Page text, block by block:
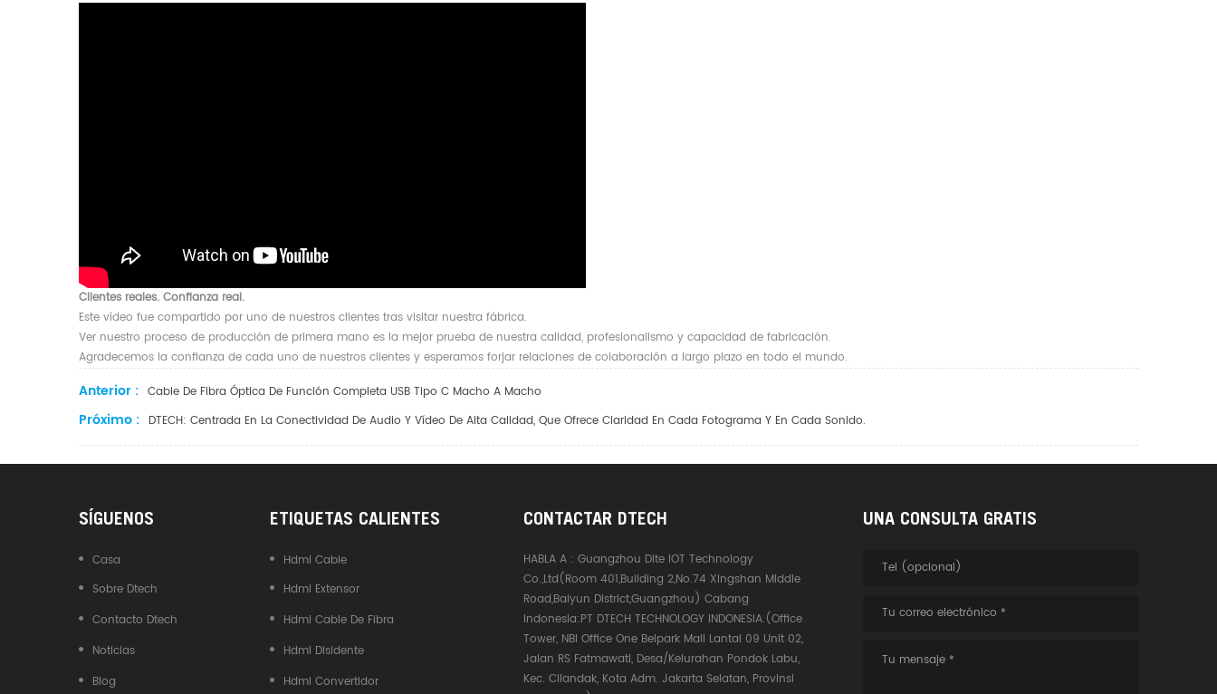
Clientes reales. Confianza real.
Este vídeo fue compartido por uno de nuestros clientes tras visitar nuestra fábrica.
Ver nuestro proceso de producción de primera mano es la mejor prueba de nuestra calidad, profesionalismo y capacidad de fabricación.
Agradecemos la confianza de cada uno de nuestros clientes y esperamos forjar relaciones de colaboración a largo plazo en todo el mundo.
Anterior : Cable De Fibra Óptica De Función Completa USB Tipo C Macho A Macho
Próximo : DTECH: Centrada En La Conectividad De Audio Y Vídeo De Alta Calidad, Que Ofrece Claridad En Cada Fotograma Y En Cada Sonido.
SÍGUENOS
Casa
Sobre Dtech
Contacto Dtech
Noticias
Blog
ETIQUETAS CALIENTES
Hdmi Cable
Hdmi Extensor
Hdmi Cable De Fibra
Hdmi Disidente
Hdmi Convertidor
CONTACTAR DTECH
HABLA A :Guangzhou Dite IOT Technology
Co.,Ltd(Room 401,Building 2,No.74 Xingshan Middle
Road,Baiyun District,Guangzhou) Cabang
Indonesia:PT DTECH TECHNOLOGY INDONESIA.(Office
Tower, NBI Office One Belpark Mall Lantai 09 Unit 02,
Jalan RS Fatmawati, Desa/Kelurahan Pondok Labu,
Kec. Cilandak, Kota Adm. Jakarta Selatan, Provinsi
UNA CONSULTA GRATIS